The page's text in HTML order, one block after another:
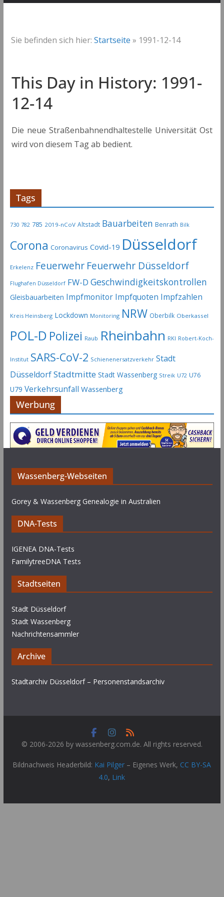
Sie befinden sich hier: Startseite » 1991-12-14
This Day in History: 1991-
12-14
Die neue Straßenbahnendhaltestelle Universität Ost
wird von diesem Tag ab bedient.
Tags
730 782 785 2019-nCoV Altstadt Bauarbeiten Benrath Bilk
Corona Coronavirus Covid-19 Düsseldorf
Erkelenz Feuerwehr Feuerwehr Düsseldorf
Flughafen Düsseldorf FW-D Geschwindigkeitskontrollen
Gleisbauarbeiten Impfmonitor Impfquoten Impfzahlen
Kreis Heinsberg Lockdown Monitoring NRW Oberbilk Oberkassel
POL-D Polizei Raub Rheinbahn RKI Robert-Koch-
Institut SARS-CoV-2 Schienenersatzverkehr Stadt
DüsseldorfStadtmitte Stadt Wassenberg Streik U72 U76
U79 Verkehrsunfall Wassenberg
Werbung
Wassenberg-Webseiten
Gorey & Wassenberg Genealogie in Australien
DNA-Tests
IGENEA DNA-Tests
FamilytreeDNA Tests
Stadtseiten
Stadt Düsseldorf
Stadt Wassenberg
Nachrichtensammler
Archive
Stadtarchiv Düsseldorf – Personenstandsarchiv
© 2006-2026 by wassenberg.com.de. All rights reserved.
Bildnachweis Headerbild: Kai Pilger – Eigenes Werk, CC BY-SA
4.0, Link